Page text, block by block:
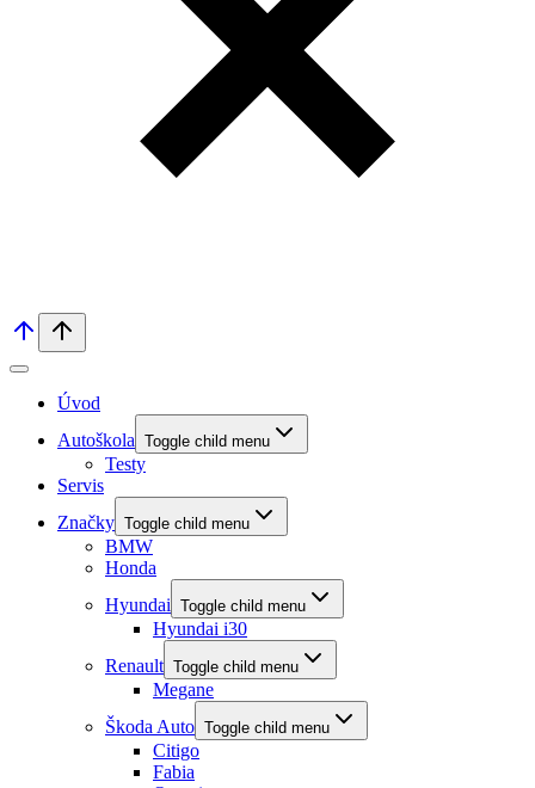
Úvod
Autoškola Toggle child menu
Testy
Servis
Značky Toggle child menu
BMW
Honda
Hyundai Toggle child menu
Hyundai i30
Renault Toggle child menu
Megane
Škoda Auto Toggle child menu
Citigo
Fabia